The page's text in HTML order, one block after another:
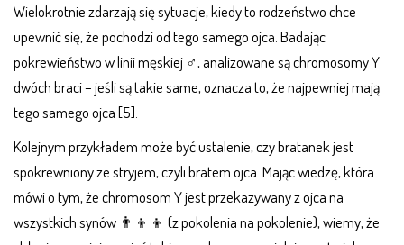
Wielokrotnie zdarzają się sytuacje, kiedy to rodzeństwo chce
upewnić się, że pochodzi od tego samego ojca. Badając
pokrewieństwo w linii męskiej ♂, analizowane są chromosomy Y
dwóch braci – jeśli są takie same, oznacza to, że najpewniej mają
tego samego ojca [5].
Kolejnym przykładem może być ustalenie, czy bratanek jest
spokrewniony ze stryjem, czyli bratem ojca. Mając wiedzę, która
mówi o tym, że chromosom Y jest przekazywany z ojca na
wszystkich synów 👨‍👦‍👦 (z pokolenia na pokolenie), wiemy, że